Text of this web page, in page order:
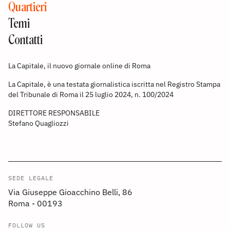
Quartieri
Temi
Contatti
La Capitale, il nuovo giornale online di Roma
La Capitale, è una testata giornalistica iscritta nel Registro Stampa
del Tribunale di Roma il 25 luglio 2024, n. 100/2024
DIRETTORE RESPONSABILE
Stefano Quagliozzi
SEDE LEGALE
Via Giuseppe Gioacchino Belli, 86
Roma - 00193
FOLLOW US